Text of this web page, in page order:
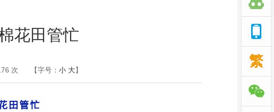
花田管忙
次 【字号： 小 大】
田管忙
繁